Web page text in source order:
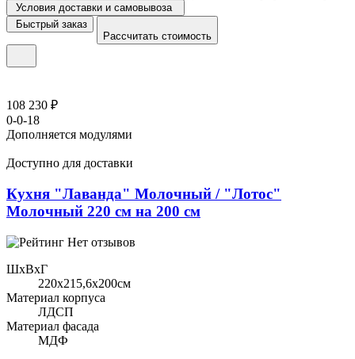
Условия доставки и самовывоза
Быстрый заказ
Рассчитать стоимость
108 230 ₽
0-0-18
Дополняется модулями
Доступно для доставки
Кухня "Лаванда" Молочный / "Лотос"
Молочный 220 см на 200 см
Нет отзывов
ШхВхГ
220x215,6х200см
Материал корпуса
ЛДСП
Материал фасада
МДФ